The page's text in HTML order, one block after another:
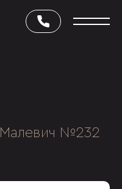
Малевич №232